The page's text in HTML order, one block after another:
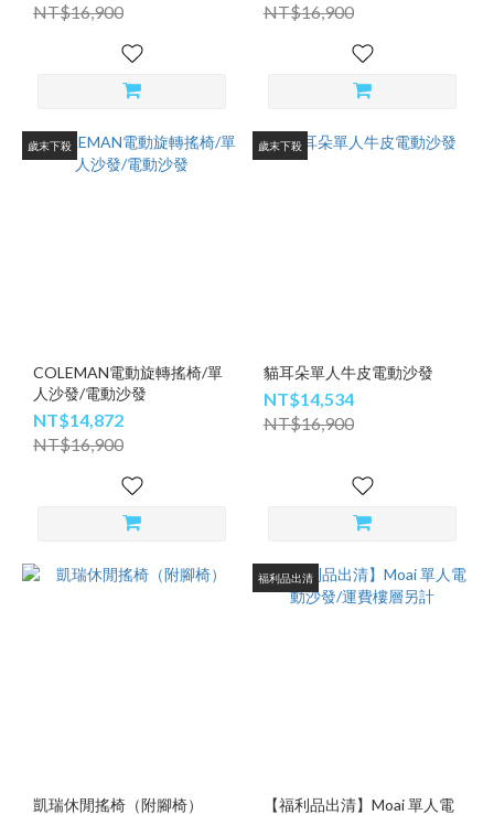
NT$16,900
NT$16,900
歲末下殺
COLEMAN電動旋轉搖椅/單
人沙發/電動沙發
NT$14,872
NT$16,900
歲末下殺
貓耳朵單人牛皮電動沙發
NT$14,534
NT$16,900
凱瑞休閒搖椅（附腳椅）
福利品出清
【福利品出清】Moai 單人電